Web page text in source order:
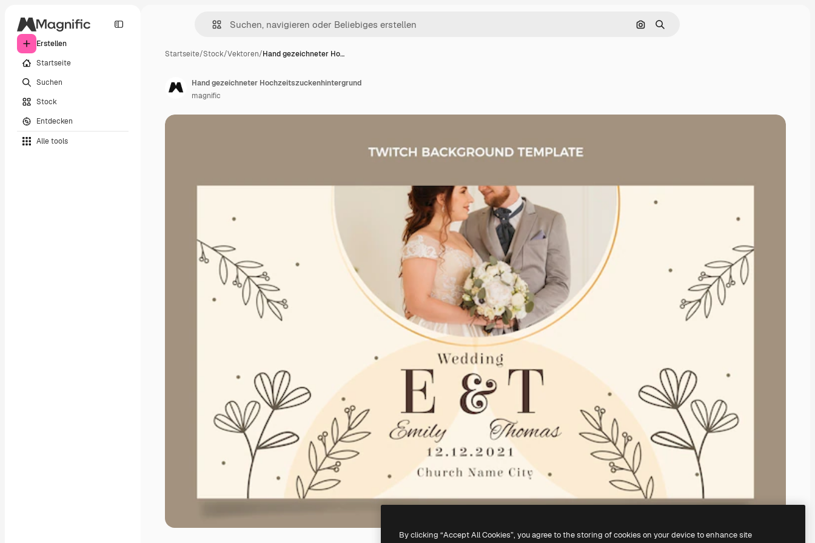
Erstellen
Startseite
Suchen
Stock
Entdecken
Alle tools
Nach Bild suchen
Suchen
Startseite/Stock/Vektoren/Hand gezeichneter Ho…
Hand gezeichneter Hochzeitszuckenhintergrund
magnific
By clicking “Accept All Cookies”, you agree to the storing of cookies on your device to enhance site